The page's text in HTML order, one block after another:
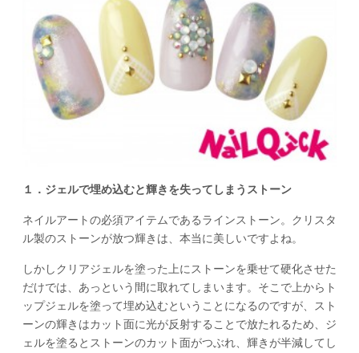
１．ジェルで埋め込むと輝きを失ってしまうストーン
ネイルアートの必須アイテムであるラインストーン。クリスタ
ル製のストーンが放つ輝きは、本当に美しいですよね。
しかしクリアジェルを塗った上にストーンを乗せて硬化させた
だけでは、あっという間に取れてしまいます。そこで上からト
ップジェルを塗って埋め込むということになるのですが、スト
ーンの輝きはカット面に光が反射することで放たれるため、ジ
ェルを塗るとストーンのカット面がつぶれ、輝きが半減してし